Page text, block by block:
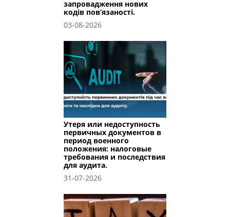
запровадження нових
кодів пов’язаності.
03-08-2026
Утеря или недоступность
первичных документов в
период военного
положения: налоговые
требования и последствия
для аудита.
31-07-2026